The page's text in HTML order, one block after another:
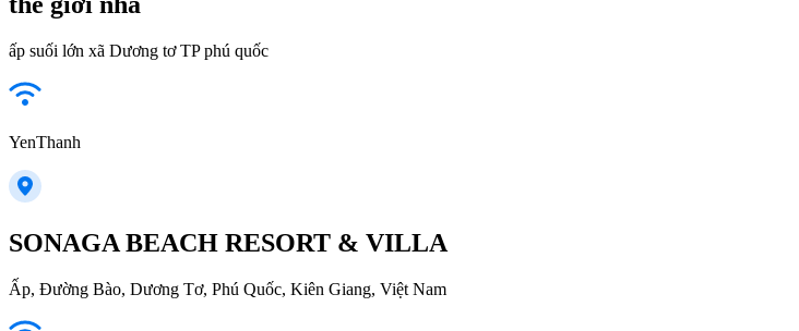
ấp suối lớn xã Dương tơ TP phú quốc
YenThanh
SONAGA BEACH RESORT & VILLA
Ấp, Đường Bào, Dương Tơ, Phú Quốc, Kiên Giang, Việt Nam